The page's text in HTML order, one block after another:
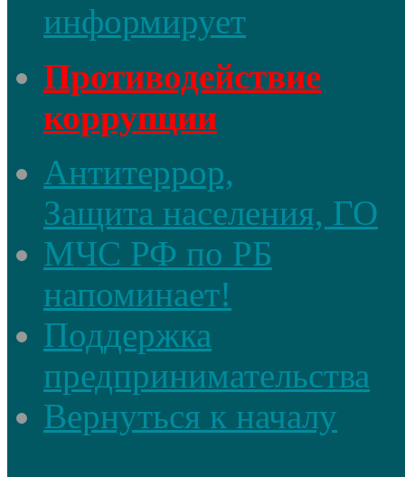
информирует
Противодействие
коррупции
Антитеррор,
Защита населения, ГО
МЧС РФ по РБ
напоминает!
Поддержка
предпринимательства
Вернуться к началу